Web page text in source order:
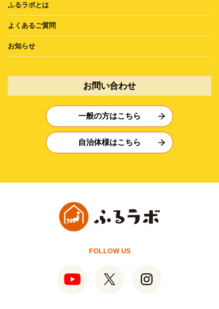
ふるラボとは
よくあるご質問
お知らせ
お問い合わせ
一般の方はこちら
自治体様はこちら
FOLLOW US